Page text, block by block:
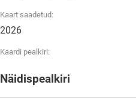
Kaart saadetud:
2026
Kaardi pealkiri:
Näidispealkiri